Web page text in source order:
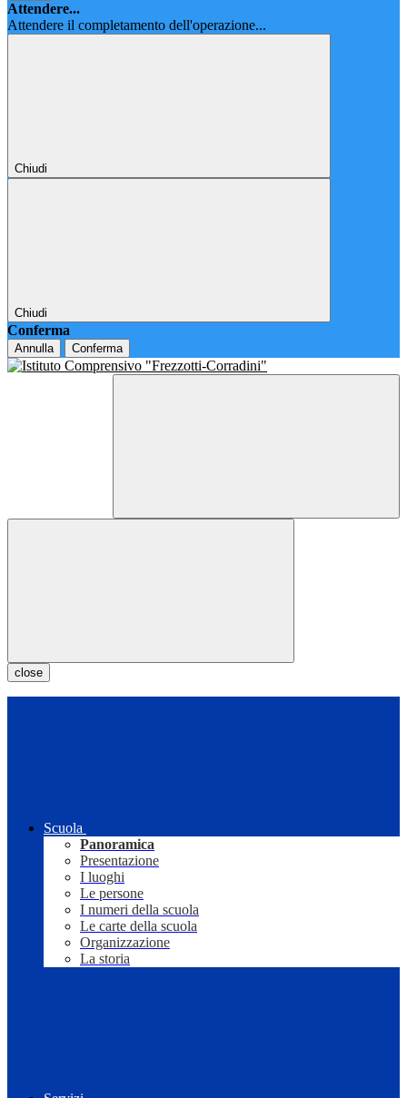
Attendere...
Attendere il completamento dell'operazione...
Chiudi
Chiudi
Conferma
Annulla Conferma
close
Scuola
Panoramica
Presentazione
I luoghi
Le persone
I numeri della scuola
Le carte della scuola
Organizzazione
La storia